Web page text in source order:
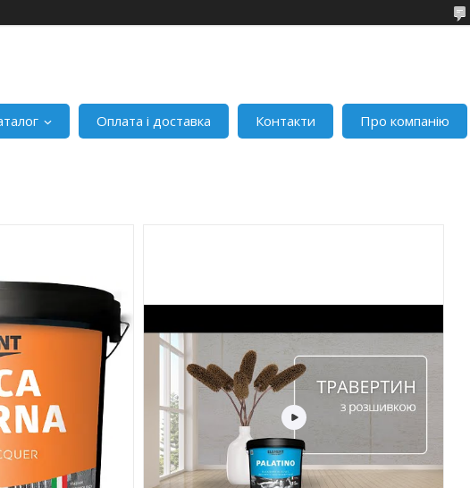
Оплата і доставка Контакти Про компанію